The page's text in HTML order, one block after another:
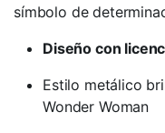
símbolo de
Diseño con
Estilo metálico
Wonder Woman